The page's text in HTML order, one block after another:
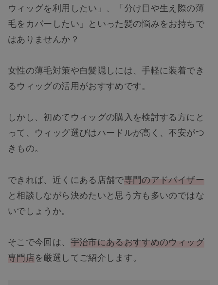
ウィッグを利用したい」、「分け目や生え際の薄
毛をカバーしたい」といった髪の悩みをお持ちで
はありませんか？
女性の薄毛対策や白髪隠しには、手軽に装着でき
るウィッグの活用がおすすめです。
しかし、初めてウィッグの購入を検討する方にと
って、ウィッグ選びはハードルが高く、不安がつ
きもの。
できれば、近くにある店舗で専門のアドバイザー
と相談しながら決めたいと思う方も多いのではな
いでしょうか。
そこで今回は、 宇治市にあるおすすめのウィッグ
専門店を厳選してご紹介します。